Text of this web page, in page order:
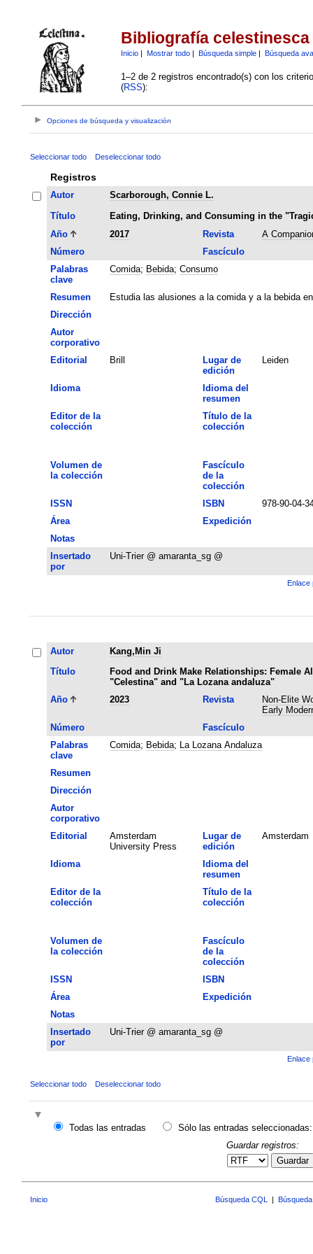
Bibliografía celestinesca
Inicio| Mostrar todo| Búsqueda simple| Búsqueda
1–2 de 2 registros encontrado(s) con los
(RSS):
Opciones de búsqueda y visualización
Seleccionar todo Deseleccionar todo
Registros
Autor
Scarborough, Connie L.
Título
Eating, Drinking, and Consuming in the
Año
2017 Revista
A
Número
Fascículo
Palabras
clave
Comida; Bebida; Consumo
Resumen
Estudia las alusiones a la comida y a la bebida
Dirección
Autor
corporativo
Editorial
Brill
Lugar de
edición
Leiden
Idioma
Idioma del
resumen
Editor de la
colección
Título de la
colección
Volumen de
la colección
Fascículo
de la
colección
ISSN
ISBN
978-90-04-
Área
Expedición
Notas
Insertado
por
Uni-Trier @ amaranta_sg @
Enlace
Autor
Kang,Min Ji
Título
Food and Drink Make Relationships: Female
"Celestina" and "La Lozana andaluza"
Año
2023 Revista
Non-Elite
Early
Número
Fascículo
Palabras
clave
Comida; Bebida; La Lozana Andaluza
Resumen
Dirección
Autor
corporativo
Editorial
Amsterdam
University Press
Lugar de
edición
Amsterdam
Idioma
Idioma del
resumen
Editor de la
colección
Título de la
colección
Volumen de
la colección
Fascículo
de la
colección
ISSN
ISBN
Área
Expedición
Notas
Insertado
por
Uni-Trier @ amaranta_sg @
Enlace
Seleccionar todo Deseleccionar todo
Todas las entradas
Sólo las entradas seleccionadas:
Guardar registros:
Guardar
Inicio Búsqueda CQL